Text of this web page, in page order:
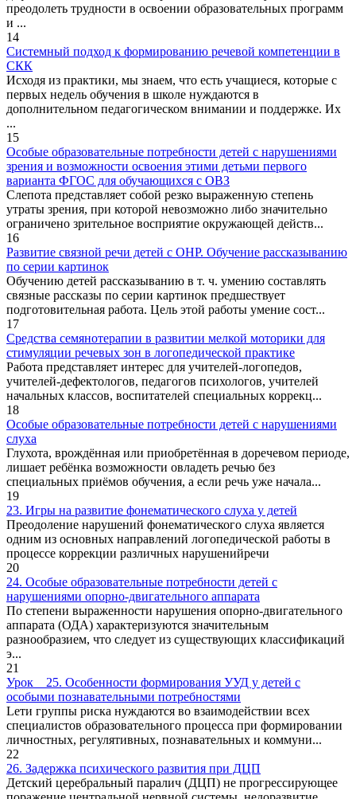
преодолеть трудности в освоении образовательных программ
и ...
14
Системный подход к формированию речевой компетенции в
СКК
Исходя из практики, мы знаем, что есть учащиеся, которые с
первых недель обучения в школе нуждаются в
дополнительном педагогическом внимании и поддержке. Их
...
15
Особые образовательные потребности детей с нарушениями
зрения и возможности освоения этими детьми первого
варианта ФГОС для обучающихся с ОВЗ
Слепота представляет собой резко выраженную степень
утраты зрения, при которой невозможно либо значительно
ограничено зрительное восприятие окружающей действ...
16
Развитие связной речи детей с ОНР. Обучение рассказыванию
по серии картинок
Обучению детей рассказыванию в т. ч. умению составлять
связные рассказы по серии картинок предшествует
подготовительная работа. Цель этой работы умение сост...
17
Средства семянотерапии в развитии мелкой моторики для
стимуляции речевых зон в логопедической практике
Работа представляет интерес для учителей-логопедов,
учителей-дефектологов, педагогов психологов, учителей
начальных классов, воспитателей специальных коррекц...
18
Особые образовательные потребности детей с нарушениями
слуха
Глухота, врождённая или приобретённая в доречевом периоде,
лишает ребёнка возможности овладеть речью без
специальных приёмов обучения, а если речь уже начала...
19
23. Игры на развитие фонематического слуха у детей
Преодоление нарушений фонематического слуха является
одним из основных направлений логопедической работы в
процессе коррекции различных нарушенийречи
20
24. Особые образовательные потребности детей с
нарушениями опорно-двигательного аппарата
По степени выраженности нарушения опорно-двигательного
аппарата (ОДА) характеризуются значительным
разнообразием, что следует из существующих классификаций
э...
21
Урок _ 25. Особенности формирования УУД у детей с
особыми познавательными потребностями
Lети группы риска нуждаются во взаимодействии всех
специалистов образовательного процесса при формировании
личностных, регулятивных, познавательных и коммуни...
22
26. Задержка психического развития при ДЦП
Детский церебральный паралич (ДЦП) не прогрессирующее